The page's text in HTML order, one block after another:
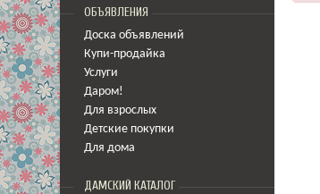
ОБЪЯВЛЕНИЯ
Доска объявлений
Купи-продайка
Услуги
Даром!
Для взрослых
Детские покупки
Для дома
ДАМСКИЙ КАТАЛОГ